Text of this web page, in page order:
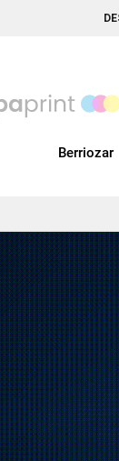
Berriozar